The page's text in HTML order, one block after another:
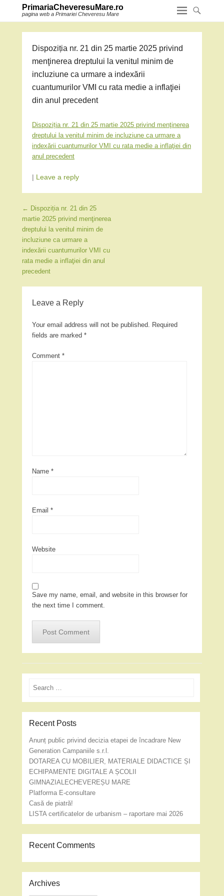
PrimariaCheveresuMare.ro
pagina web a Primariei Cheveresu Mare
Dispoziția nr. 21 din 25 martie 2025 privind
menţinerea dreptului la venitul minim de
incluziune ca urmare a indexării
cuantumurilor VMI cu rata medie a inflaţiei
din anul precedent
Dispoziția nr. 21 din 25 martie 2025 privind menţinerea
dreptului la venitul minim de incluziune ca urmare a
indexării cuantumurilor VMI cu rata medie a inflaţiei din
anul precedent
| Leave a reply
Post navigation
← Dispoziția nr. 21 din 25
martie 2025 privind menţinerea
dreptului la venitul minim de
incluziune ca urmare a
indexării cuantumurilor VMI cu
rata medie a inflaţiei din anul
precedent
Leave a Reply
Your email address will not be published. Required
fields are marked *
Comment *
Name *
Email *
Website
Save my name, email, and website in this browser for
the next time I comment.
Search
Recent Posts
Anunț public privind decizia etapei de încadrare New
Generation Campaniile s.r.l.
DOTAREA CU MOBILIER, MATERIALE DIDACTICE ȘI
ECHIPAMENTE DIGITALE A ȘCOLII
GIMNAZIALECHEVEREȘU MARE
Platforma E-consultare
Casă de piatră!
LISTA certificatelor de urbanism – raportare mai 2026
Recent Comments
Archives